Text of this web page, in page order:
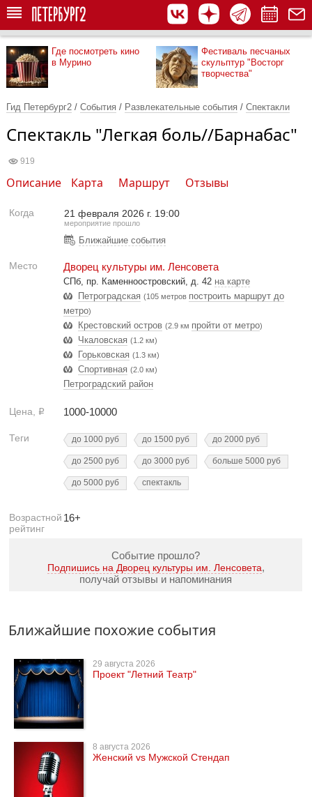
Где посмотреть кино
в Мурино
Фестиваль песчаных
скульптур "Восторг
творчества"
Гид Петербург2 / События / Развлекательные события / Спектакли
Спектакль "Легкая боль//Барнабас"
919
Описание Карта Маршрут Отзывы
Когда 21 февраля 2026 г. 19:00
мероприятие прошло
Ближайшие события
Место Дворец культуры им. Ленсовета
СПб, пр. Каменноостровский, д. 42 на карте
Петроградская (105 метров построить маршрут до
метро)
Крестовский остров (2.9 км пройти от метро)
Чкаловская (1.2 км)
Горьковская (1.3 км)
Спортивная (2.0 км)
Петроградский район
Цена, Р 1000-10000
Теги до 1000 руб до 1500 руб до 2000 руб
до 2500 руб до 3000 руб больше 5000 руб
до 5000 руб спектакль
Возрастной
рейтинг
16+
Событие прошло?
Подпишись на Дворец культуры им. Ленсовета,
получай отзывы и напоминания
Ближайшие похожие события
29 августа 2026
Проект "Летний Театр"
8 августа 2026
Женский vs Мужской Стендап